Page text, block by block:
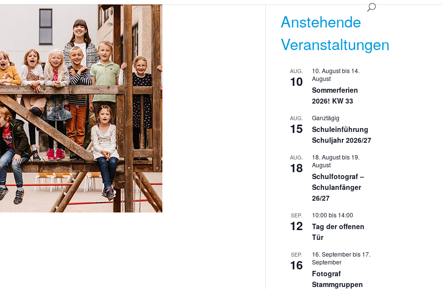
Anstehende
Veranstaltungen
AUG.
10
10. Augustbis 14.
August
Sommerferien
2026! KW 33
AUG.
15
Ganztägig
Schuleinführung
Schuljahr 2026/27
AUG.
18
18. Augustbis 19.
August
Schulfotograf –
Schulanfänger
26/27
SEP.
12
10:00 bis 14:00
Tag der offenen
Tür
SEP.
16
16. Septemberbis 17.
September
Fotograf
Stammgruppen